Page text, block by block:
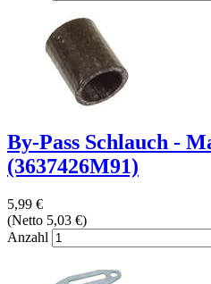
By-Pass Schlauch -
(3637426M91)
5,99 €
(Netto 5,03 €)
Anzahl